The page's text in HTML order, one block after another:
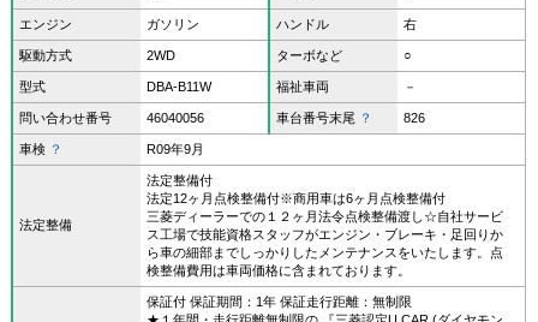
エンジン ガソリン ハンドル 右
駆動方式 2WD ターボなど ○
型式 DBA-B11W 福祉車両 －
問い合わせ番号 46040056 車台番号末尾 ？ 826
車検 ？ R09年9月
法定整備
法定整備付
法定12ヶ月点検整備付※商用車は6ヶ月点検整備付
三菱ディーラーでの１２ヶ月法令点検整備渡し☆自社サービ
ス工場で技能資格スタッフがエンジン・ブレーキ・足回りか
ら車の細部までしっかりしたメンテナンスをいたします。点
検整備費用は車両価格に含まれております。
保証付 保証期間：1年 保証走行距離：無制限